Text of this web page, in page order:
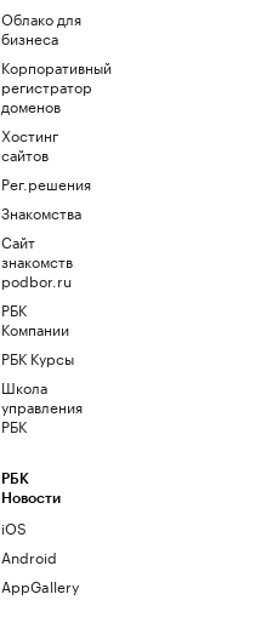
Облако для
бизнеса
Корпоративный
регистратор
доменов
Хостинг
сайтов
Рег.решения
Знакомства
Сайт
знакомств
podbor.ru
РБК
Компании
РБК Курсы
Школа
управления
РБК
РБК
Новости
iOS
Android
AppGallery